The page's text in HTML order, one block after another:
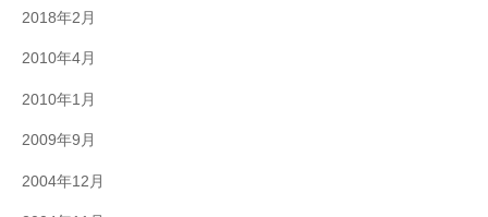
2018年2月
2010年4月
2010年1月
2009年9月
2004年12月